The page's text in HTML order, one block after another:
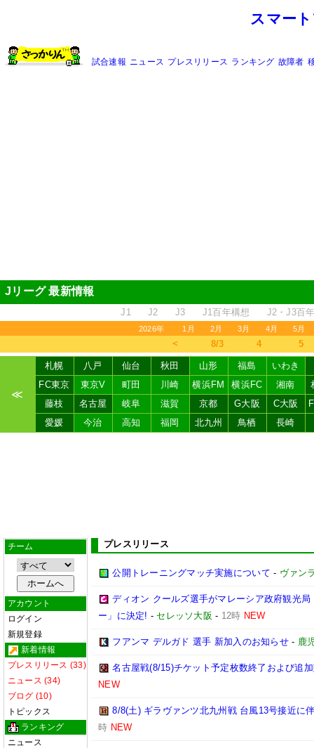
スマー
試合速報 ニュース プレスリリース ランキング 故障者
Jリーグ 最新情報
J1 J2 J3 J1百年構想 J2・J3百
2026年 1月 2月 3月 4月 5月
＜ 8/3 4 5
≪
札幌 八戸 仙台 秋田 山形 福島
いわき
FC東京
東京V 町田 川崎 横浜FM 横浜FC 湘南
藤枝
名古屋 岐阜 滋賀 京都 G大阪 C大阪
愛媛
今治 高知 福岡 北九州 鳥栖 長崎
チーム
アカウント
ログイン
新規登録
新着情報
プレスリリース (33)
ニュース (34)
ブログ (10)
トピックス
ランキング
ニュース
プレスリリース
公開トレーニングマッチ実施について - ヴァン
ディオン クールズ選手がマレーシア政府観光
ー」に決定! - セレッソ大阪 - 12時 NEW
フアンマ デルガド 選手 新加入のお知らせ- 鹿
名古屋戦(8/15)チケット予定枚数終了および追
NEW
8/8(土) ギラヴァンツ北九州戦 台風13号接近に
時 NEW